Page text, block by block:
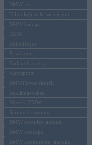
BMW testi
Tehnoloģijas & sasniegumi
BMW Latvijā
MINI
Rolls-Royce
Pasākumi
Vadāmības tests
Autosports
BMWPower aktuāli
Reklāmas raksti
Mēneša BMW
Sērijveida tūnings
BMW pasaules jaunumi
BMW koncepti
BMW konkurentu jaunumi